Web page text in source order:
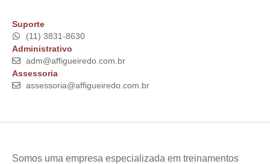
Suporte
(11) 3831-8630
Administrativo
adm@affigueiredo.com.br
Assessoria
assessoria@affigueiredo.com.br
Somos uma empresa especializada em treinamentos